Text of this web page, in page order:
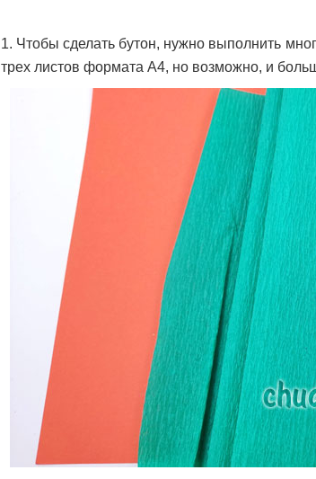
1. Чтобы сделать бутон, нужно выполнить
трех листов формата А4, но возможно, и